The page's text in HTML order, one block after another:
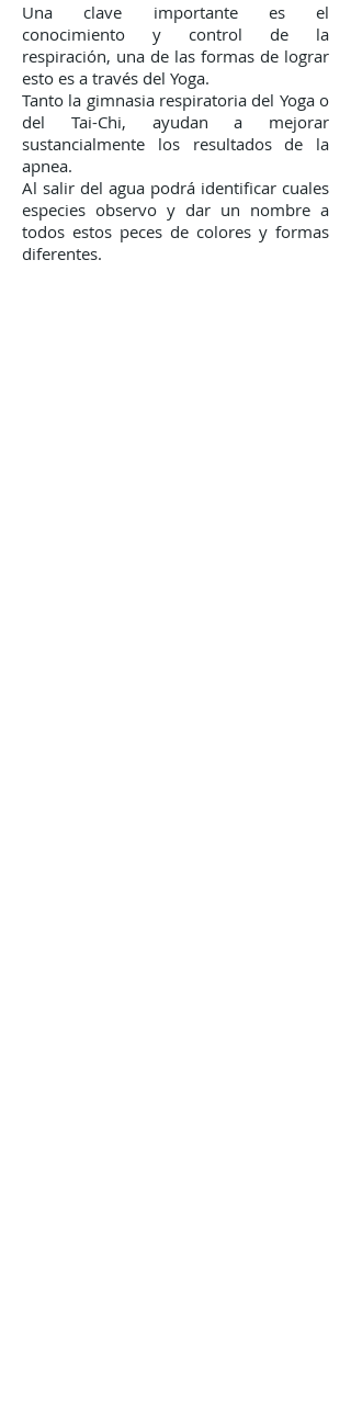
Una clave importante es el
conocimiento y control de la
respiración, una de las formas de lograr
esto es a través del Yoga.
Tanto la gimnasia respiratoria del Yoga o
del Tai-Chi, ayudan a mejorar
sustancialmente los resultados de la
apnea.
Al salir del agua podrá identificar cuales
especies observo y dar un nombre a
todos estos peces de colores y formas
diferentes.